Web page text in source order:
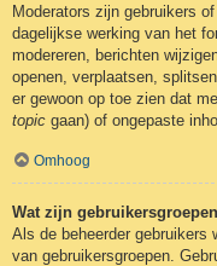
Moderators zijn gebruikers
dagelijkse werking van het
modereren, berichten
openen, verplaatsen,
er gewoon op toe zien dat
topic gaan) of ongepaste
Omhoog
Wat zijn
Als de beheerder gebruikers
van gebruikersgroepen.